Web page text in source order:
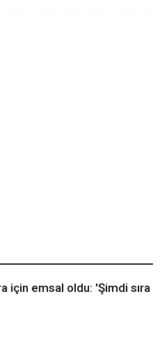
için emsal oldu: 'Şimdi sıra